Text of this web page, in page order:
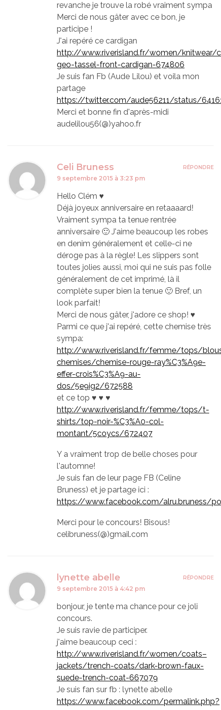
revanche je trouve la robé vraiment sympa
Merci de nous gâter avec ce bon, je
participe !
J'ai repéré ce cardigan
http://www.riverisland.fr/women/knitwear/
geo-tassel-front-cardigan-674806
Je suis fan Fb (Aude Lilou) et voila mon
partage
https://twitter.com/aude56211/status/
Merci et bonne fin d'après-midi
audelilou56(@)yahoo.fr
Celi Bruness
9 septembre 2015 à 3:23 pm
Hello Clém ♥
Déjà joyeux anniversaire en retaaaard!
Vraiment sympa ta tenue rentrée
anniversaire 🙂 J'aime beaucoup les robes
en denim généralement et celle-ci ne
déroge pas à la règle! Les slippers sont
toutes jolies aussi, moi qui ne suis pas folle
généralement de cet imprimé, là il
complète super bien la tenue 🙂 Bref, un
look parfait!
Merci de nous gâter, j'adore ce shop! ♥
Parmi ce que j'ai repéré, cette chemise très
sympa:
http://www.riverisland.fr/femme/tops/
chemises/chemise-rouge-ray%C3%A9e-
effer-crois%C3%A9-au-
dos/5e9ig2/672588
et ce top ♥ ♥ ♥
http://www.riverisland.fr/femme/tops/t-
shirts/top-noir-%C3%A0-col-
montant/5coycs/672407
Y a vraiment trop de belle choses pour
l'automne!
Je suis fan de leur page FB (Celine
Bruness) et je partage ici :
https://www.facebook.com/alru.bruness/
Merci pour le concours! Bisous!
celibruness(@)gmail.com
RÉPONDRE
lynette abelle
9 septembre 2015 à 4:42 pm
bonjour, je tente ma chance pour ce joli
concours.
Je suis ravie de participer.
j'aime beaucoup ceci :
http://www.riverisland.fr/women/coats–
jackets/trench-coats/dark-brown-faux-
suede-trench-coat-667079
Je suis fan sur fb : lynette abelle
https://www.facebook.com/permalink.php?
RÉPONDRE